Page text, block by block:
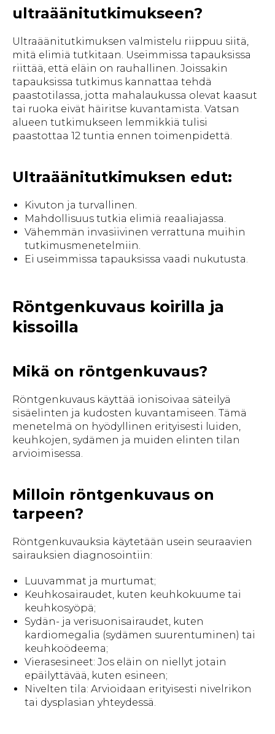
ultraäänitutkimukseen?
Ultraäänitutkimuksen valmistelu riippuu siitä,
mitä elimiä tutkitaan. Useimmissa tapauksissa
riittää, että eläin on rauhallinen. Joissakin
tapauksissa tutkimus kannattaa tehdä
paastotilassa, jotta mahalaukussa olevat kaasut
tai ruoka eivät häiritse kuvantamista. Vatsan
alueen tutkimukseen lemmikkiä tulisi
paastottaa 12 tuntia ennen toimenpidettä.
Ultraäänitutkimuksen edut:
Kivuton ja turvallinen.
Mahdollisuus tutkia elimiä reaaliajassa.
Vähemmän invasiivinen verrattuna muihin
tutkimusmenetelmiin.
Ei useimmissa tapauksissa vaadi nukutusta.
Röntgenkuvaus koirilla ja
kissoilla
Mikä on röntgenkuvaus?
Röntgenkuvaus käyttää ionisoivaa säteilyä
sisäelinten ja kudosten kuvantamiseen. Tämä
menetelmä on hyödyllinen erityisesti luiden,
keuhkojen, sydämen ja muiden elinten tilan
arvioimisessa.
Milloin röntgenkuvaus on
tarpeen?
Röntgenkuvauksia käytetään usein seuraavien
sairauksien diagnosointiin:
Luuvammat ja murtumat;
Keuhkosairaudet, kuten keuhkokuume tai
keuhkosyöpä;
Sydän- ja verisuonisairaudet, kuten
kardiomegalia (sydämen suurentuminen) tai
keuhkoödeema;
Vierasesineet: Jos eläin on niellyt jotain
epäilyttävää, kuten esineen;
Nivelten tila: Arvioidaan erityisesti nivelrikon
tai dysplasian yhteydessä.